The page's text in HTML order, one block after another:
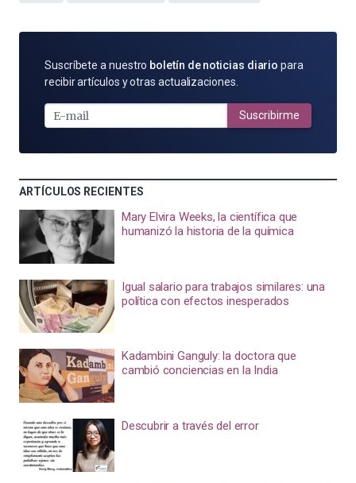
SUSCRÍBETE
POR
MAIL
Suscríbete a nuestro boletín de noticias diario para
recibir artículos y otras actualizaciones.
Suscribirme
ARTÍCULOS RECIENTES
Mary Elvira Weeks, la científica que
humanizó la historia de la química
Igual salario para trabajos similares: una
política con efectos inesperados
Kadambini Ganguly: la doctora que
cambió conciencias en la India
Descubrir a través del error